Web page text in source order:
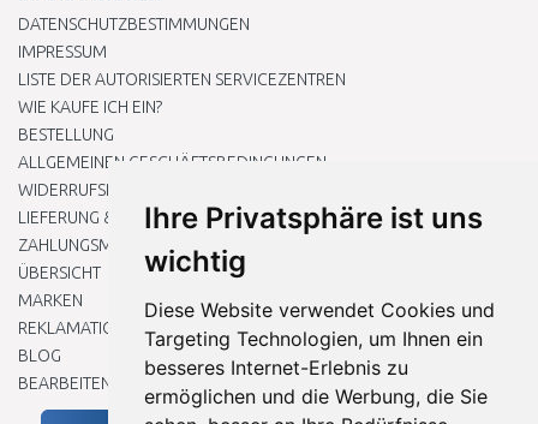
Ihre Privatsphäre ist uns
wichtig
Diese Website verwendet Cookies und
Targeting Technologien, um Ihnen ein
besseres Internet-Erlebnis zu
ermöglichen und die Werbung, die Sie
DATENSCHUTZBESTIMMUNGEN
IMPRESSUM
LISTE DER AUTORISIERTEN SERVICEZENTREN
WIE KAUFE ICH EIN?
BESTELLUNG
ALLGEMEINEN GESCHÄFTSBEDINGUNGEN
WIDERRUFSRECHT
LIEFERUNG & ZAHLUNG
ZAHLUNGSMETHODEN
ÜBERSICHT
MARKEN
REKLAMATIONEN UND RETOUREN
BLOG
BEARBEITEN SIE MEINE COOKIE-EINSTELLUNGEN